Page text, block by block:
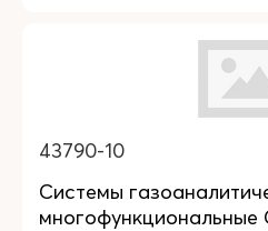
43790-10
Системы